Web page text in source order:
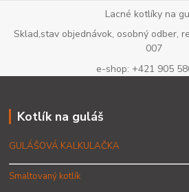
Lacné kotlíky na
Sklad,stav objednávok, osobný odber,
007
e-shop: +421 905
Kotlík na guláš
GULÁŠOVÁ KALKULAČKA
Smaltovaný kotlík